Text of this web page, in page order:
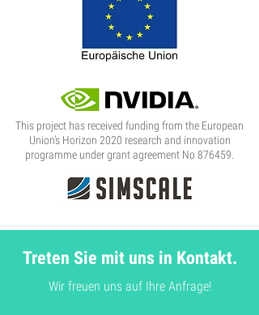
This project has received funding from the European
Union’s Horizon 2020 research and innovation
programme under grant agreement No 876459.
Treten Sie mit uns in Kontakt.
Wir freuen uns auf Ihre Anfrage!